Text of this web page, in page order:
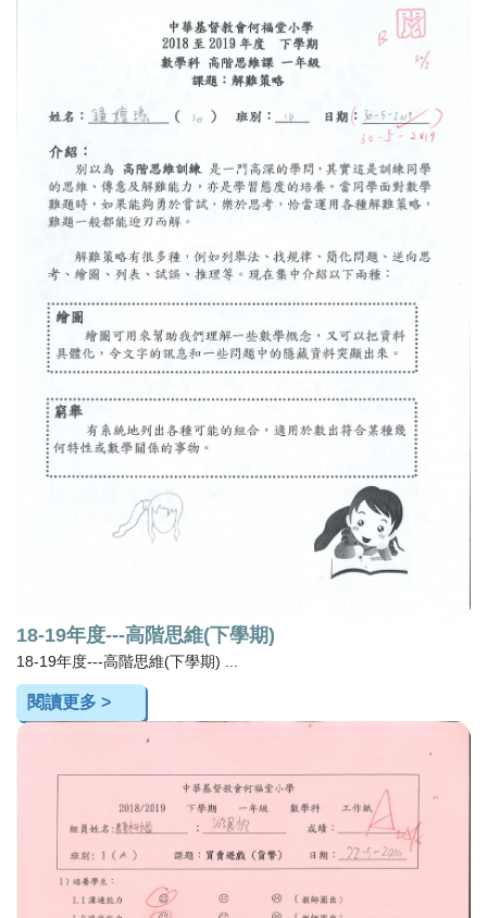
18-19年度---高階思維(下學期)
18-19年度---高階思維(下學期) ...
閱讀更多 >